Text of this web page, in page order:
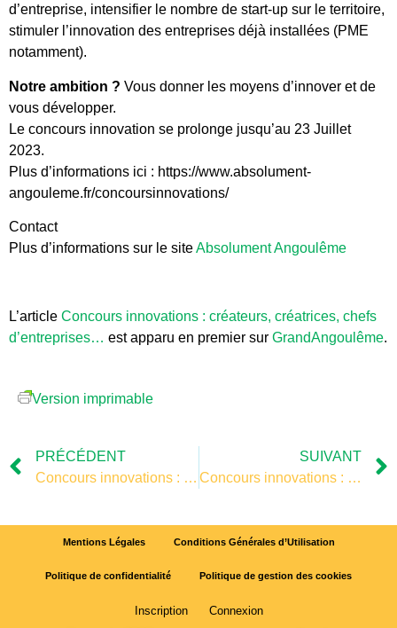
d’entreprise, intensifier le nombre de start-up sur le territoire,
stimuler l’innovation des entreprises déjà installées (PME
notamment).
Notre ambition ? Vous donner les moyens d’innover et de
vous développer.
Le concours innovation se prolonge jusqu’au 23 Juillet
2023.
Plus d’informations ici : https://www.absolument-
angouleme.fr/concoursinnovations/
Contact
Plus d’informations sur le siteAbsolument Angoulême
L’article Concours innovations : créateurs, créatrices, chefs
d’entreprises… est apparu en premier sur GrandAngoulême.
Version imprimable
PRÉCÉDENT
Concours innovations : créateurs, créatrices, chefs d’entreprises…
SUIVANT
Concours innovations : créateurs, créatrices, chefs d’entreprises…
Mentions Légales Conditions Générales d’Utilisation
Politique de confidentialité Politique de gestion des cookies
Inscription Connexion